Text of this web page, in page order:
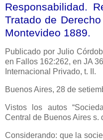
Responsabilidad.
Tratado de
Montevideo 1889.
Publicado por Julio
en Fallos 162:262, en JA
Internacional Privado, t. II.
Buenos Aires, 28 de
Vistos los autos
Central de Buenos Aires s.
Considerando: que la